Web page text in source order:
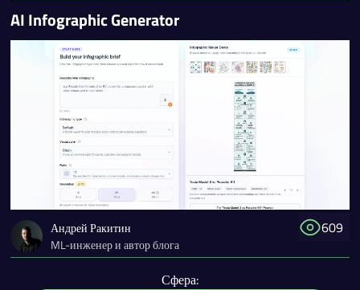
AI Infographic Generator
609
Андрей Ракитин
ML-инженер и автор блога
Сфера: